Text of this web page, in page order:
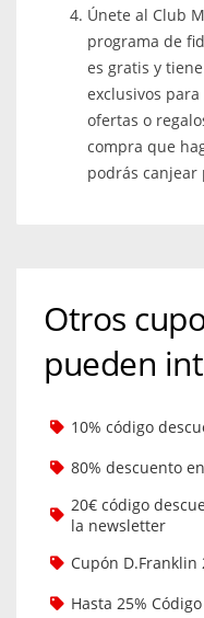
Únete al Club
programa de
es gratis y
exclusivos
ofertas o
compra que
podrás canjear
Otros
pueden
10% código
80% descuento
20€ código
la newsletter
Cupón D.Franklin
Hasta 25%